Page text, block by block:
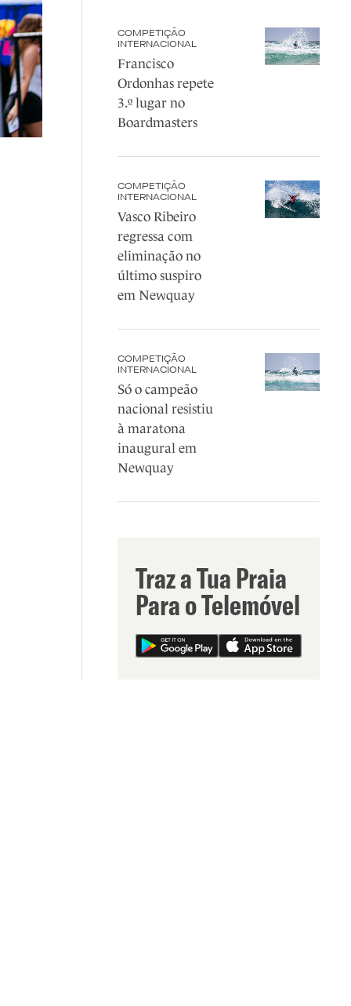
COMPETIÇÃO
INTERNACIONAL
Francisco
Ordonhas repete
3.º lugar no
Boardmasters
COMPETIÇÃO
INTERNACIONAL
Vasco Ribeiro
regressa com
eliminação no
último suspiro
em Newquay
COMPETIÇÃO
INTERNACIONAL
Só o campeão
nacional resistiu
à maratona
inaugural em
Newquay
Traz a Tua Praia
Para o Telemóvel